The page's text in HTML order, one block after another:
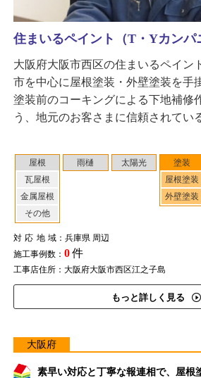
屋根
瓦屋根
金属屋根
その他
雨樋 太陽光
塗装
屋根塗装
外壁塗装
対応地域：兵庫県 周辺
施工事例数： 0件
工事店住所：大阪府大阪市西区江之子島
もっと詳しく見る
住まいるペイント（T・Yカンパ
大阪府大阪市西区の住まいるペイン
市を中心に屋根塗装・外壁塗装を手
塗装前のコーキングによる下地補修
う、地元のお客さまに信頼されてい
大阪府
素早い対応と丁寧な報連相で、屋根